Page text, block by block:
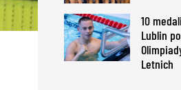
10
Lublin
Letnich